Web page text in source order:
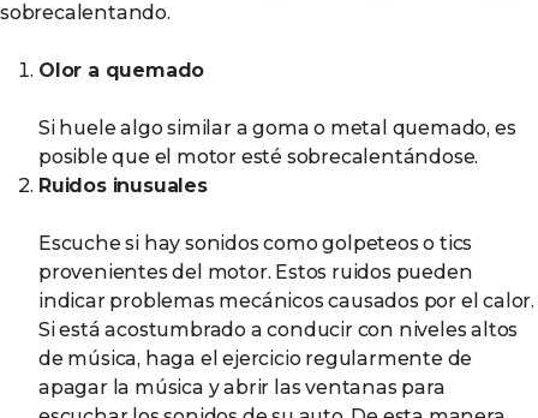
sobrecalentando.
Olor a quemado
Si huele algo similar a goma o metal quemado, es
posible que el motor esté sobrecalentándose.
Ruidos inusuales
Escuche si hay sonidos como golpeteos o tics
provenientes del motor. Estos ruidos pueden
indicar problemas mecánicos causados por el calor.
Si está acostumbrado a conducir con niveles altos
de música, haga el ejercicio regularmente de
apagar la música y abrir las ventanas para